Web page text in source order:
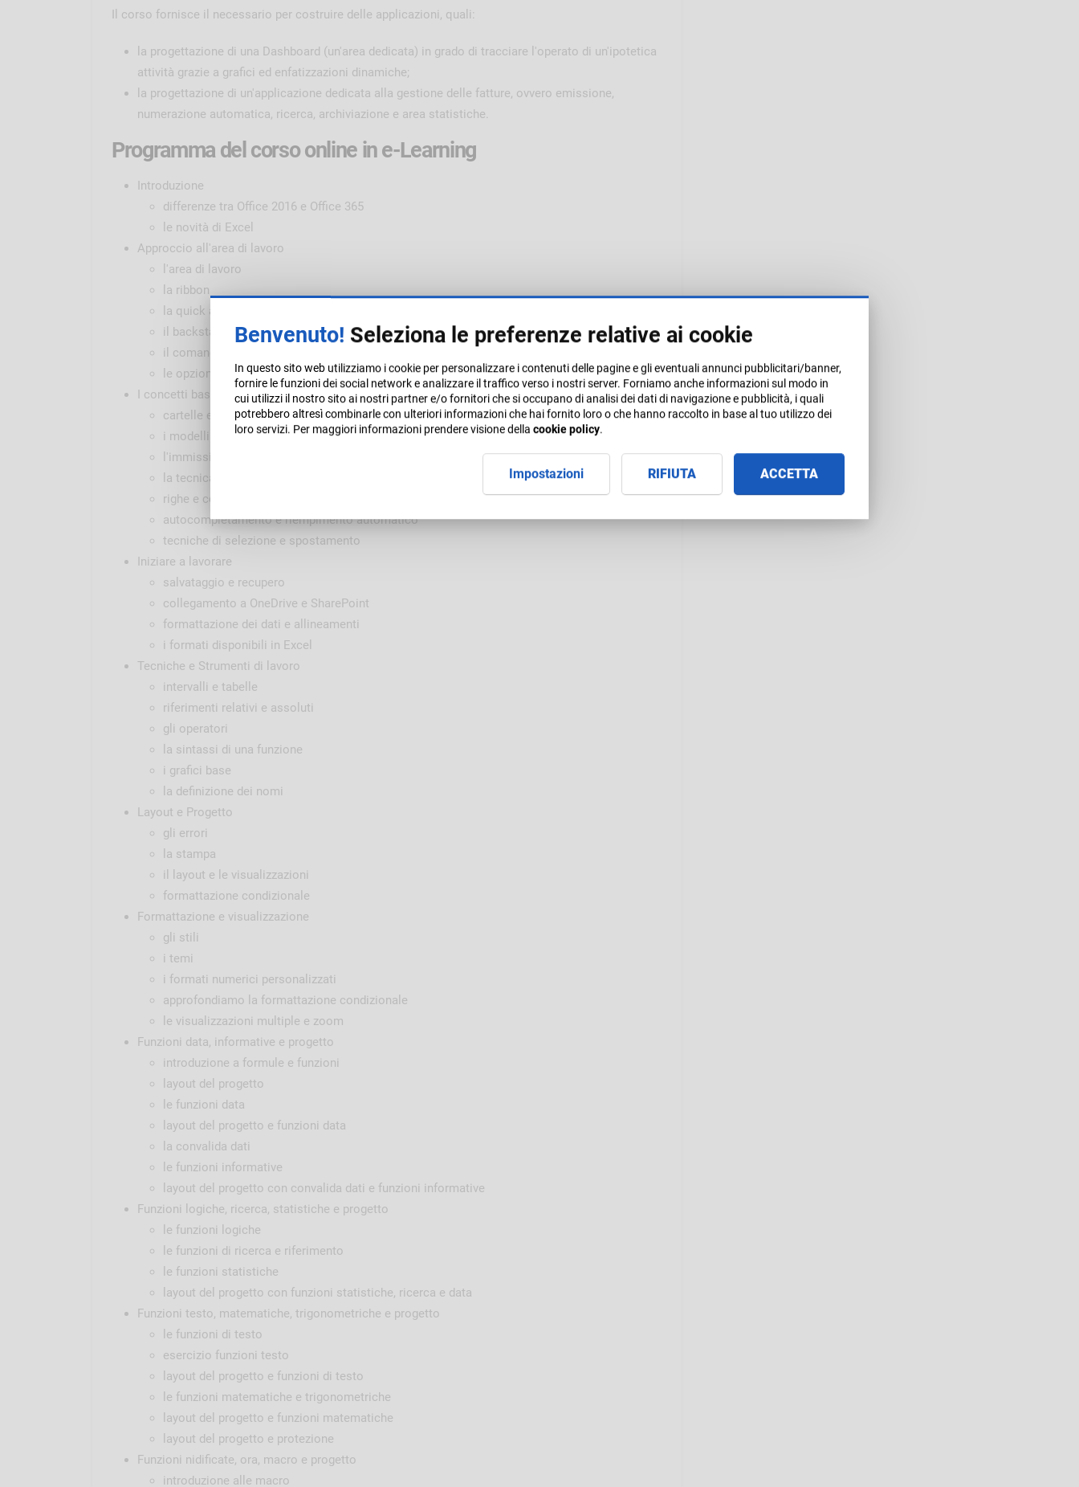
Il corso fornisce il necessario per costruire delle applicazioni, quali:
la progettazione di una Dashboard (un'area dedicata) in grado di tracciare l'operato di un'ipotetica
attività grazie a grafici ed enfatizzazioni dinamiche;
la progettazione di un'applicazione dedicata alla gestione delle fatture, ovvero emissione,
numerazione automatica, ricerca, archiviazione e area statistiche.
Programma del corso online in e-Learning
Introduzione
differenze tra Office 2016 e Office 365
le novità di Excel
Approccio all'area di lavoro
l'area di lavoro
la ribbon
la quick access toolbar
il backstage
il comando aiutami
le opzioni base
I concetti base
cartelle e fogli di lavoro
i modelli
l'immissione dei dati
la tecnica del copia e incolla
righe e colonne
autocompletamento e riempimento automatico
tecniche di selezione e spostamento
Iniziare a lavorare
salvataggio e recupero
collegamento a OneDrive e SharePoint
formattazione dei dati e allineamenti
i formati disponibili in Excel
Tecniche e Strumenti di lavoro
intervalli e tabelle
riferimenti relativi e assoluti
gli operatori
la sintassi di una funzione
i grafici base
la definizione dei nomi
Layout e Progetto
gli errori
la stampa
il layout e le visualizzazioni
formattazione condizionale
Formattazione e visualizzazione
gli stili
i temi
i formati numerici personalizzati
approfondiamo la formattazione condizionale
le visualizzazioni multiple e zoom
Funzioni data, informative e progetto
introduzione a formule e funzioni
layout del progetto
le funzioni data
layout del progetto e funzioni data
la convalida dati
le funzioni informative
layout del progetto con convalida dati e funzioni informative
Funzioni logiche, ricerca, statistiche e progetto
le funzioni logiche
le funzioni di ricerca e riferimento
le funzioni statistiche
layout del progetto con funzioni statistiche, ricerca e data
Funzioni testo, matematiche, trigonometriche e progetto
le funzioni di testo
esercizio funzioni testo
layout del progetto e funzioni di testo
le funzioni matematiche e trigonometriche
layout del progetto e funzioni matematiche
layout del progetto e protezione
Funzioni nidificate, ora, macro e progetto
introduzione alle macro
Benvenuto! Seleziona le preferenze relative ai cookie
In questo sito web utilizziamo i cookie per personalizzare i contenuti delle pagine e gli eventuali annunci pubblicitari/banner,
fornire le funzioni dei social network e analizzare il traffico verso i nostri server. Forniamo anche informazioni sul modo in
cui utilizzi il nostro sito ai nostri partner e/o fornitori che si occupano di analisi dei dati di navigazione e pubblicità, i quali
potrebbero altresì combinarle con ulteriori informazioni che hai fornito loro o che hanno raccolto in base al tuo utilizzo dei
loro servizi. Per maggiori informazioni prendere visione della cookie policy.
Impostazioni RIFIUTA ACCETTA